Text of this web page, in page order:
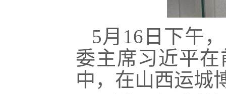
5月16日下午
委主席习近平
中，在山西运城